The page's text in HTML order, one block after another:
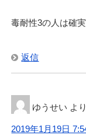
毒耐性3の人は確
返信
ゆうせい よ
2019年1月19日